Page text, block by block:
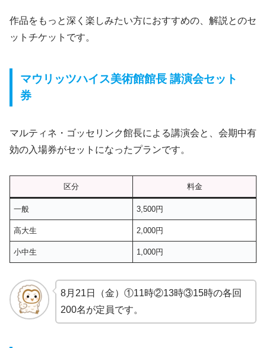
作品をもっと深く楽しみたい方におすすめの、解説とのセ
ットチケットです。
マウリッツハイス美術館館長 講演会セット
券
マルティネ・ゴッセリンク館長による講演会と、会期中有
効の入場券がセットになったプランです。
区分 料金
一般 3,500円
高大生 2,000円
小中生 1,000円
8月21日（金）①11時②13時③15時の各回
200名が定員です。